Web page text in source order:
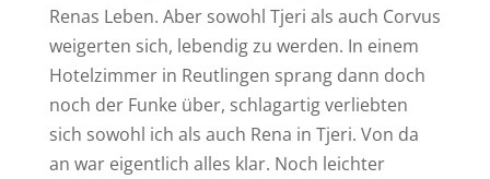
Renas Leben. Aber sowohl Tjeri als auch Corvus
weigerten sich, lebendig zu werden. In einem
Hotelzimmer in Reutlingen sprang dann doch
noch der Funke über, schlagartig verliebten
sich sowohl ich als auch Rena in Tjeri. Von da
an war eigentlich alles klar. Noch leichter